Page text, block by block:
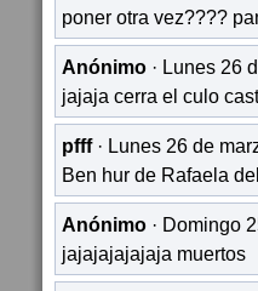
poner otra vez????
Anónimo · Lunes 26
jajaja cerra el culo
pfff· Lunes 26 de
Ben hur de Rafaela
Anónimo · Domingo
jajajajajajaja muertos